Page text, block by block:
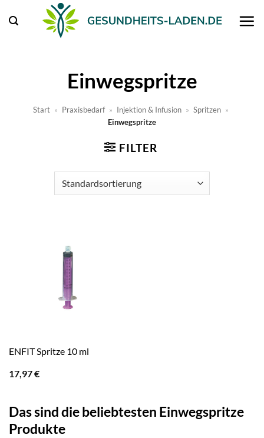
Inhalt
Einwegspritze
Start » Praxisbedarf » Injektion & Infusion » Spritzen »
Einwegspritze
FILTER
ENFIT Spritze 10 ml
17,97€
Das sind die beliebtesten Einwegspritze
Produkte